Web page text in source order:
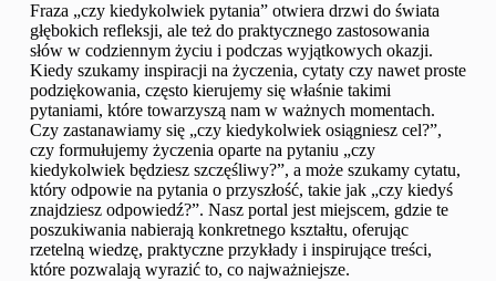
Fraza „czy kiedykolwiek pytania” otwiera drzwi do świata
głębokich refleksji, ale też do praktycznego zastosowania
słów w codziennym życiu i podczas wyjątkowych okazji.
Kiedy szukamy inspiracji na życzenia, cytaty czy nawet proste
podziękowania, często kierujemy się właśnie takimi
pytaniami, które towarzyszą nam w ważnych momentach.
Czy zastanawiamy się „czy kiedykolwiek osiągniesz cel?”,
czy formułujemy życzenia oparte na pytaniu „czy
kiedykolwiek będziesz szczęśliwy?”, a może szukamy cytatu,
który odpowie na pytania o przyszłość, takie jak „czy kiedyś
znajdziesz odpowiedź?”. Nasz portal jest miejscem, gdzie te
poszukiwania nabierają konkretnego kształtu, oferując
rzetelną wiedzę, praktyczne przykłady i inspirujące treści,
które pozwalają wyrazić to, co najważniejsze.